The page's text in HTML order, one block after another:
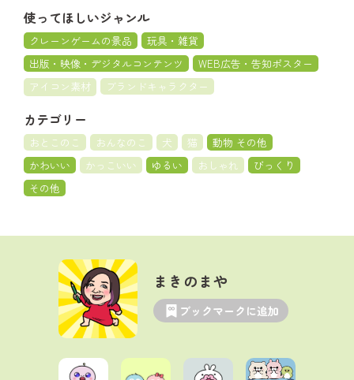
使ってほしいジャンル
クレーンゲームの景品
玩具・雑貨
出版・映像・デジタルコンテンツ
WEB広告・告知ポスター
アイコン素材
ブランドキャラクター
カテゴリー
おとこのこ おんなのこ 犬 猫
動物 その他
かわいい
かっこいい ゆるい おしゃれ
びっくり
その他
まきのまや
ブックマークに追加